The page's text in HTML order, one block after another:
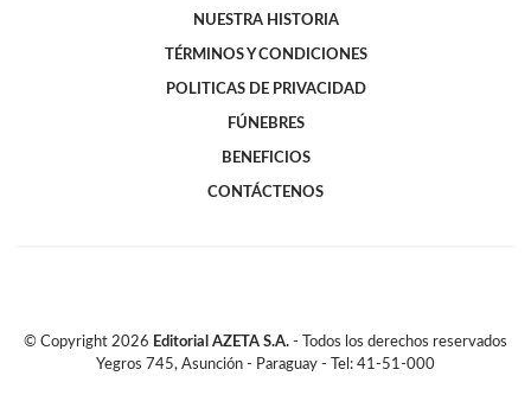
NUESTRA HISTORIA
TÉRMINOS Y CONDICIONES
POLITICAS DE PRIVACIDAD
FÚNEBRES
BENEFICIOS
CONTÁCTENOS
© Copyright 2026 Editorial AZETA S.A. - Todos los derechos reservados
Yegros 745, Asunción - Paraguay - Tel: 41-51-000